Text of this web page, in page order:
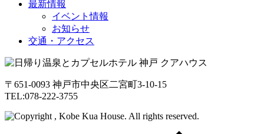
最新情報
イベント情報
お知らせ
交通・アクセス
〒651-0093 神戸市中央区二宮町3-10-15
TEL:078-222-3755